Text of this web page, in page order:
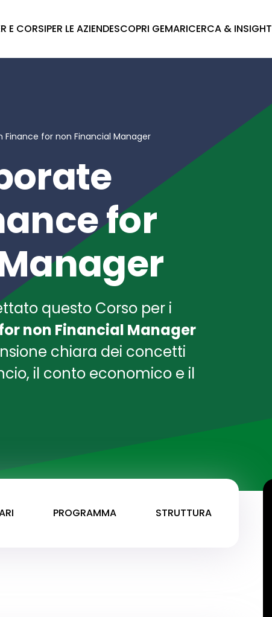
E CORSIPER LE AZIENDESCOPRI GEMARICERCA & INSIGHT
for non Financial Manager
for
questo Corso per i
non Financial Manager
chiara dei concetti
il conto economico e il
PROGRAMMA STRUTTURA